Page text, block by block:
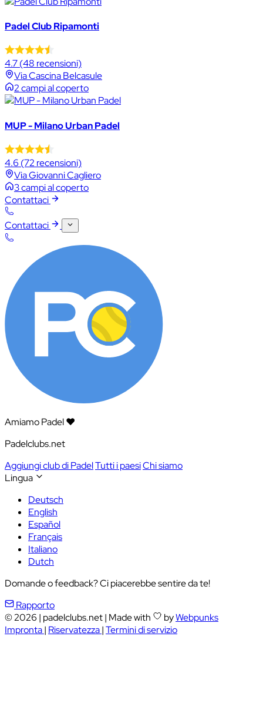
Padel Club Ripamonti
4.7(48 recensioni)
Via Cascina Belcasule
2 campi al coperto
MUP - Milano Urban Padel
4.6 (72 recensioni)
Via Giovanni Cagliero
3 campi al coperto
Contattaci
Contattaci
Amiamo Padel ❤️
Padelclubs.net
Aggiungi club di PadelTutti i paesiChi siamo
Lingua
Deutsch
English
Español
Français
Italiano
Dutch
Domande o feedback? Ci piacerebbe sentire da te!
Rapporto
© 2026 | padelclubs.net| Made with byWebpunks
Impronta| Riservatezza|Termini di servizio